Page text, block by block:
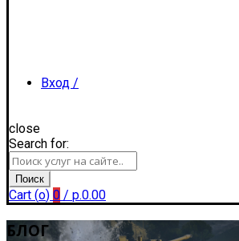
Вход /
Регистрация
close
Search for:
Поиск
Cart (o) 0 / р.0.00
БЛОГ